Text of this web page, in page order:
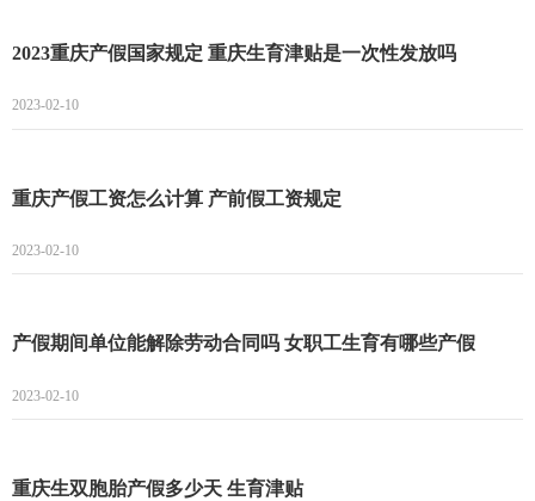
2023重庆产假国家规定 重庆生育津贴是一次性发放吗
2023-02-10
重庆产假工资怎么计算 产前假工资规定
2023-02-10
产假期间单位能解除劳动合同吗 女职工生育有哪些产假
2023-02-10
重庆生双胞胎产假多少天 生育津贴